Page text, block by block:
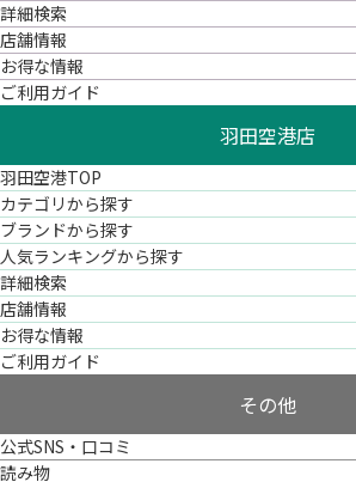
詳細検索
店舗情報
お得な情報
ご利用ガイド
羽田空港店
羽田空港TOP
カテゴリから探す
ブランドから探す
人気ランキングから探す
詳細検索
店舗情報
お得な情報
ご利用ガイド
その他
公式SNS・口コミ
読み物